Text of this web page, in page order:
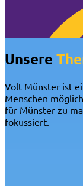
🍪 Cookie-Info
Unsere
Volt Münster ist
Menschen
für Münster zu
fokussiert.